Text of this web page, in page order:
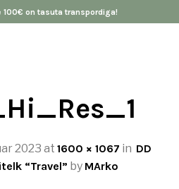
100€ on tasuta transpordiga!
2023 at 1600 × 1067 in DD
“Travel” by MArko